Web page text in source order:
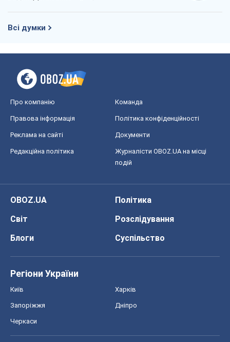
Всі думки
Про компанію Команда
Правова інформація Політика конфіденційності
Реклама на сайті Документи
Редакційна політика
Журналісти OBOZ.UA на місці
подій
OBOZ.UA
Політика
Світ
Розслідування
Блоги
Суспільство
Регіони України
Київ Харків
Запоріжжя Дніпро
Черкаси